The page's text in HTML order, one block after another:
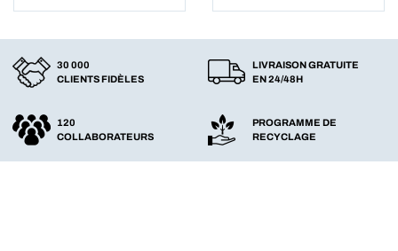
30 000
CLIENTS FIDÈLES
LIVRAISON GRATUITE
EN 24/48H
120
COLLABORATEURS
PROGRAMME DE
RECYCLAGE